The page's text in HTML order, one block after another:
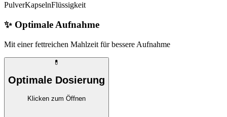
PulverKapselnFlüssigkeit
✨ Optimale Aufnahme
Mit einer fettreichen Mahlzeit für bessere Aufnahme
💊
Optimale Dosierung
Klicken zum Öffnen